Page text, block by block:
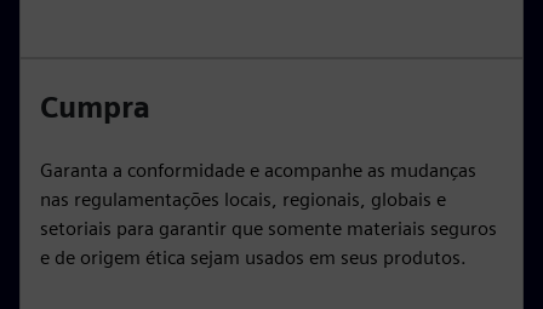
Cumpra
Garanta a conformidade e acompanhe as mudanças
nas regulamentações locais, regionais, globais e
setoriais para garantir que somente materiais seguros
e de origem ética sejam usados em seus produtos.